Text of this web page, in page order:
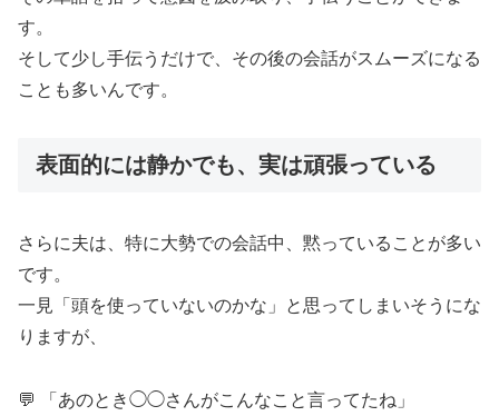
す。
そして少し手伝うだけで、その後の会話がスムーズになる
ことも多いんです。
表面的には静かでも、実は頑張っている
さらに夫は、特に大勢での会話中、黙っていることが多い
です。
一見「頭を使っていないのかな」と思ってしまいそうにな
りますが、
💬 「あのとき◯◯さんがこんなこと言ってたね」